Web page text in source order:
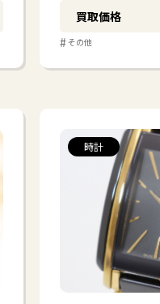
買取価格
#その他
時計